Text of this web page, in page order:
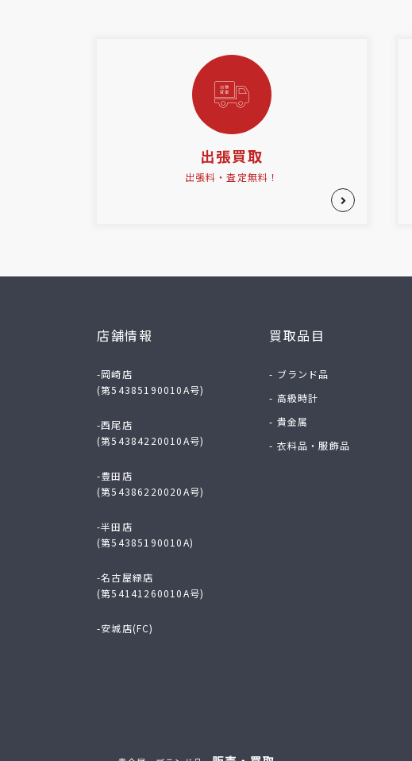
出張買取
出張料・査定無料！
店舗情報
-岡崎店
(第54385190010A号)
-西尾店
(第54384220010A号)
-豊田店
(第54386220020A号)
-半田店
(第54385190010A)
-名古屋緑店
(第54141260010A号)
-安城店(FC)
買取品目
- ブランド品
- 高級時計
- 貴金属
- 衣料品・服飾品